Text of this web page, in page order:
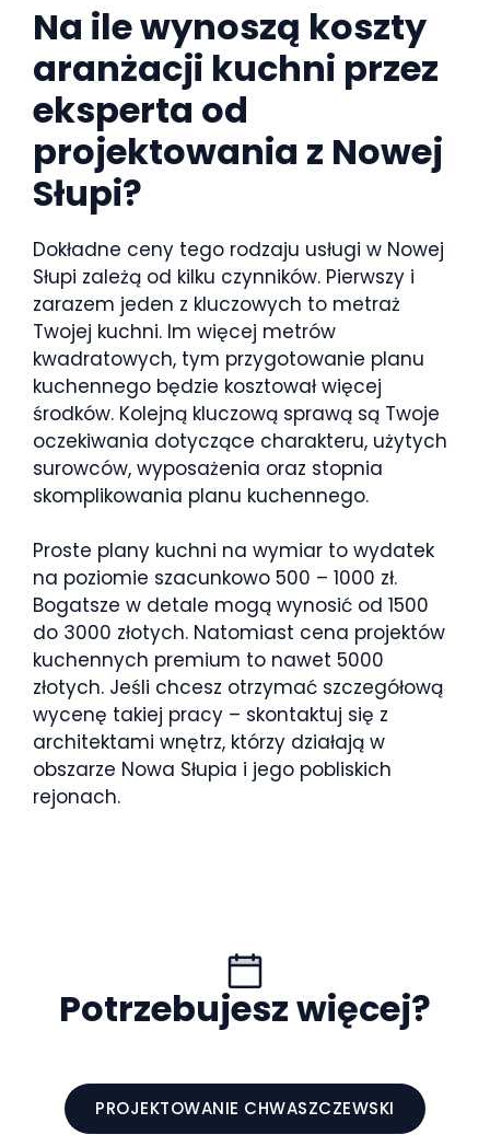
Na ile wynoszą koszty
aranżacji kuchni przez
eksperta od
projektowania z Nowej
Słupi?
Dokładne ceny tego rodzaju usługi w Nowej
Słupi zależą od kilku czynników. Pierwszy i
zarazem jeden z kluczowych to metraż
Twojej kuchni. Im więcej metrów
kwadratowych, tym przygotowanie planu
kuchennego będzie kosztował więcej
środków. Kolejną kluczową sprawą są Twoje
oczekiwania dotyczące charakteru, użytych
surowców, wyposażenia oraz stopnia
skomplikowania planu kuchennego.
Proste plany kuchni na wymiar to wydatek
na poziomie szacunkowo 500 – 1000 zł.
Bogatsze w detale mogą wynosić od 1500
do 3000 złotych. Natomiast cena projektów
kuchennych premium to nawet 5000
złotych. Jeśli chcesz otrzymać szczegółową
wycenę takiej pracy – skontaktuj się z
architektami wnętrz, którzy działają w
obszarze Nowa Słupia i jego pobliskich
rejonach.
Potrzebujesz więcej?
PROJEKTOWANIE CHWASZCZEWSKI